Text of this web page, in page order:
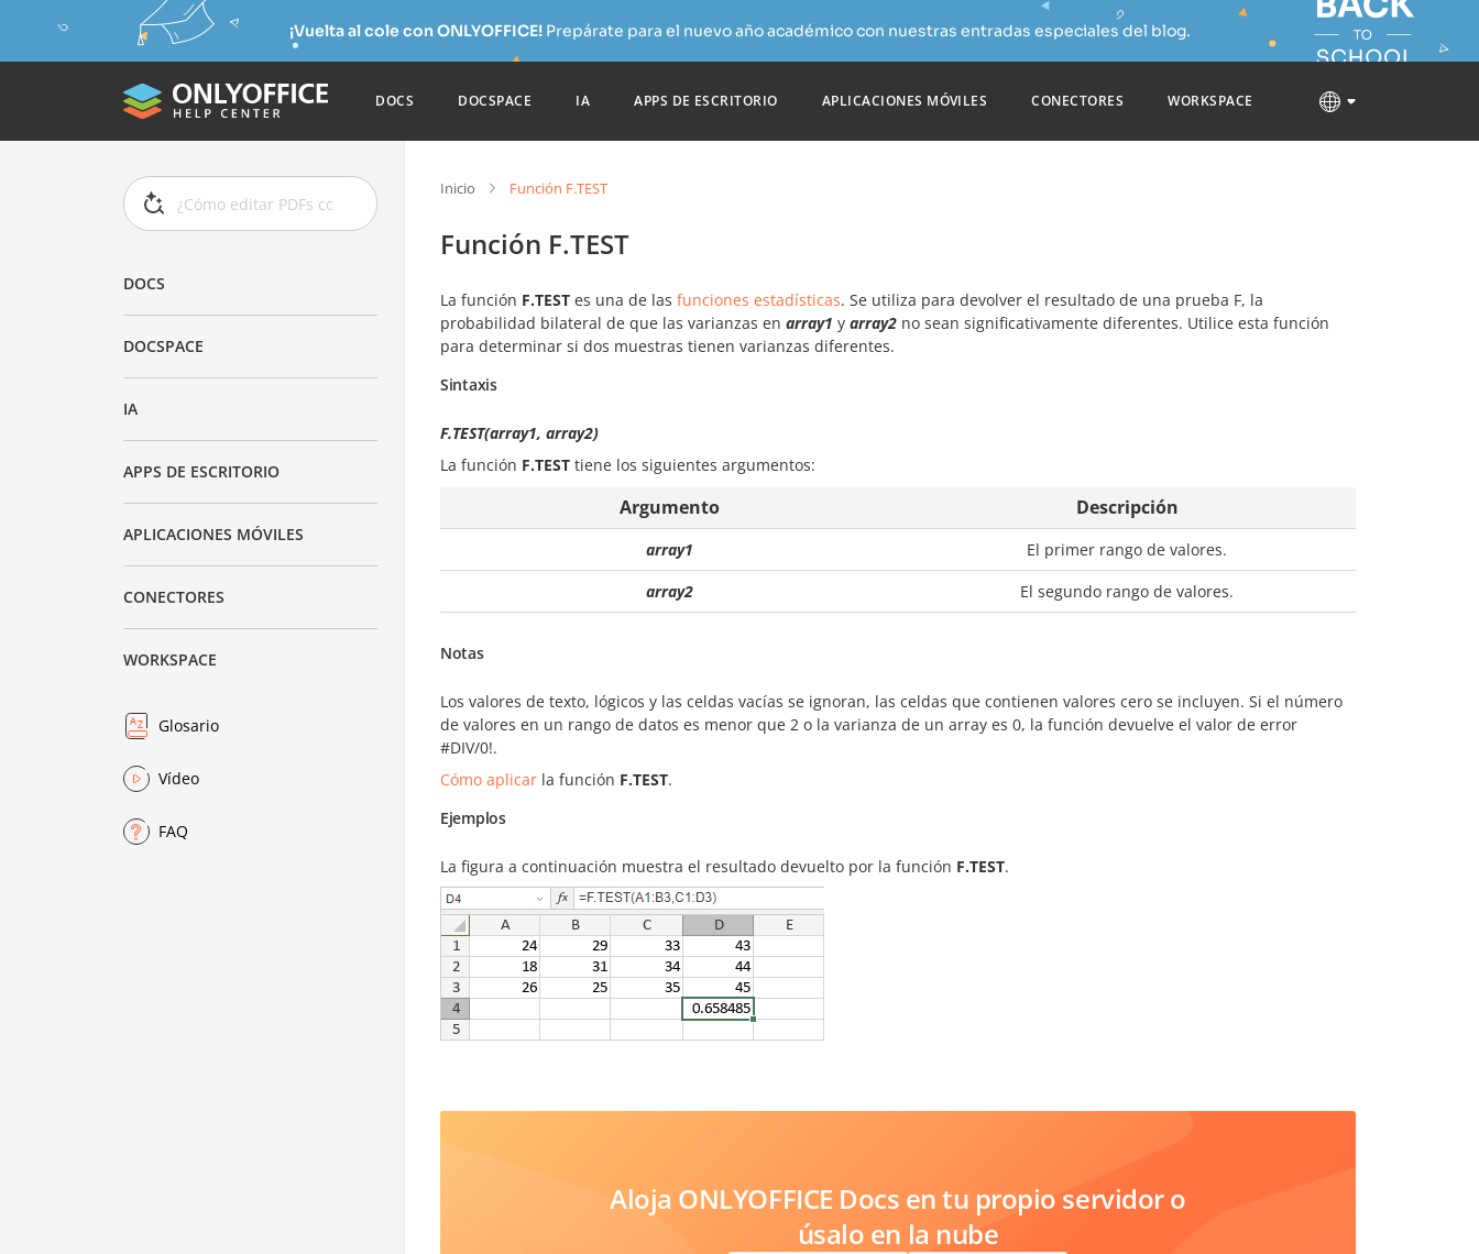
¡Vuelta al cole con ONLYOFFICE!Prepárate para el nuevo año académico con nuestras entradas especiales del blog.
DOCS DOCSPACE IA APPS DE ESCRITORIO APLICACIONES MÓVILES CONECTORES WORKSPACE
DOCS
DOCSPACE
IA
APPS DE ESCRITORIO
APLICACIONES MÓVILES
CONECTORES
WORKSPACE
Glosario
Vídeo
FAQ
Inicio Función F.TEST
Función F.TEST
La función F.TEST es una de las funciones estadísticas. Se utiliza para devolver el resultado de una prueba F, la
probabilidad bilateral de que las varianzas en array1 y array2 no sean significativamente diferentes. Utilice esta función
para determinar si dos muestras tienen varianzas diferentes.
Sintaxis
F.TEST(array1, array2)
La función F.TEST tiene los siguientes argumentos:
Argumento Descripción
array1
El primer rango de valores.
array2
El segundo rango de valores.
Notas
Los valores de texto, lógicos y las celdas vacías se ignoran, las celdas que contienen valores cero se incluyen. Si el número
de valores en un rango de datos es menor que 2 o la varianza de un array es 0, la función devuelve el valor de error
#DIV/0!.
Cómo aplicar la función F.TEST.
Ejemplos
La figura a continuación muestra el resultado devuelto por la función F.TEST.
Aloja ONLYOFFICE Docs en tu propio servidor o
úsalo en la nube